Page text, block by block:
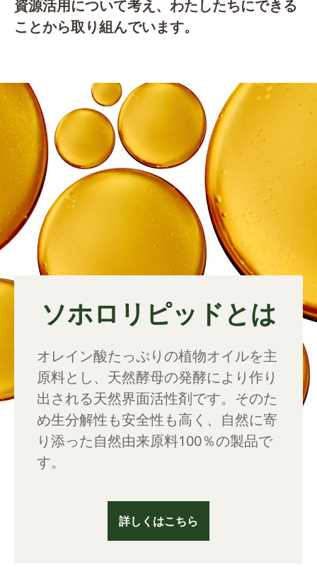
資源活用について考え、わたしたちにできる
ことから取り組んでいます。
ソホロリピッドとは
オレイン酸たっぷりの植物オイルを主
原料とし、天然酵母の発酵により作り
出される天然界面活性剤です。そのた
め生分解性も安全性も高く、自然に寄
り添った自然由来原料100％の製品で
す。
詳しくはこちら